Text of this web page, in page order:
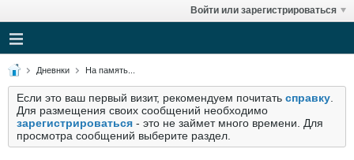
Войти или зарегистрироваться
Дневнки На память...
Если это ваш первый визит, рекомендуем почитать справку
Для размещения своих сообщений необходимо
зарегистрироваться - это не займет много времени. Для
просмотра сообщений выберите раздел.